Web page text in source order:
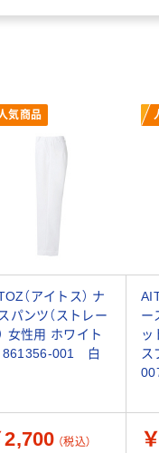
気商品
（アイトス） ナ
パンツ（ストレー
女性用 ホワイト
861356-001 白
ー
ッ
ス
2,700 （税込）